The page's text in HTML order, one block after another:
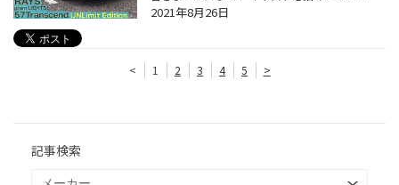
2021年8月26日
< 1 2 3 4 5 >
記事検索